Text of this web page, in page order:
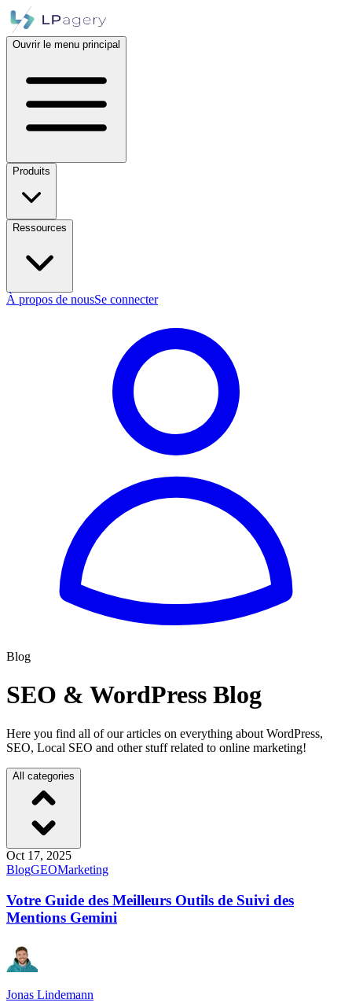
Ouvrir le menu principal
Produits
Ressources
À propos de nousSe connecter
Blog
SEO & WordPress Blog
Here you find all of our articles on everything about WordPress,
SEO, Local SEO and other stuff related to online marketing!
All categories
Oct 17, 2025
BlogGEOMarketing
Votre Guide des Meilleurs Outils de Suivi des
Mentions Gemini
Jonas Lindemann